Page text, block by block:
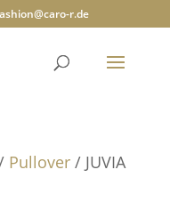
r.de
Pullover/ JUVIA